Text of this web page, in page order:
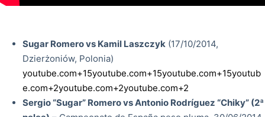
Sugar Romero vs Kamil Laszczyk(17/10/2014,
Dzierżoniów, Polonia)
youtube.com+15youtube.com+15youtube.com+15youtub
e.com+2youtube.com+2youtube.com+2
Sergio “Sugar” Romero vs Antonio Rodríguez “Chiky” (2ª